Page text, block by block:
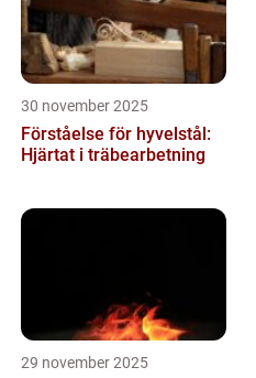
30 november 2025
Förståelse för hyvelstål:
Hjärtat i träbearbetning
29 november 2025